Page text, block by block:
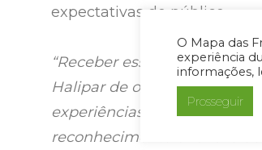
O Mapa das
experiência
informações,
Prosseguir
expectativas do público.
“Receber esse prêmio é um
Halipar de oferecer não
experiências memoráveis
reconhecimento é reflexo